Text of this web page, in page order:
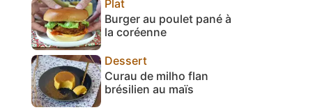
Plat
Burger au poulet pané à
la coréenne
Dessert
Curau de milho flan
brésilien au maïs